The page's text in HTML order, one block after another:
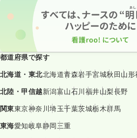
都道府県で探す
北海道・東北北海道青森岩手宮城秋田山形
北陸・甲信越新潟富山石川福井山梨長野
関東東京神奈川埼玉千葉茨城栃木群馬
東海愛知岐阜静岡三重